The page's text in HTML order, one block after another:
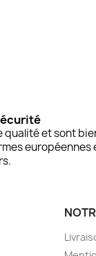
qualité et sont
européennes